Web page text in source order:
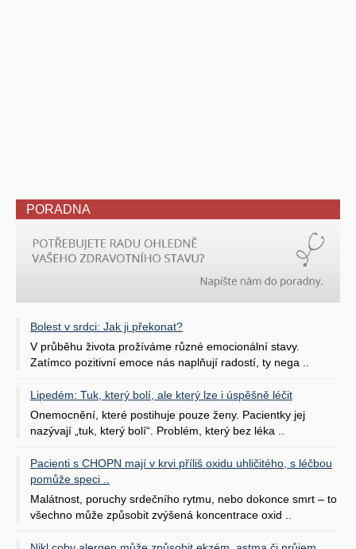
PORADNA
Bolest v srdci: Jak ji překonat?
V průběhu života prožíváme různé emocionální stavy.
Zatímco pozitivní emoce nás naplňují radostí, ty nega ..
Lipedém: Tuk, který bolí, ale který lze i úspěšně léčit
Onemocnění, které postihuje pouze ženy. Pacientky jej
nazývají „tuk, který bolí“. Problém, který bez léka ..
Pacienti s CHOPN mají v krvi příliš oxidu uhličitého, s léčbou
pomůže speci ..
Malátnost, poruchy srdečního rytmu, nebo dokonce smrt – to
všechno může způsobit zvýšená koncentrace oxid ..